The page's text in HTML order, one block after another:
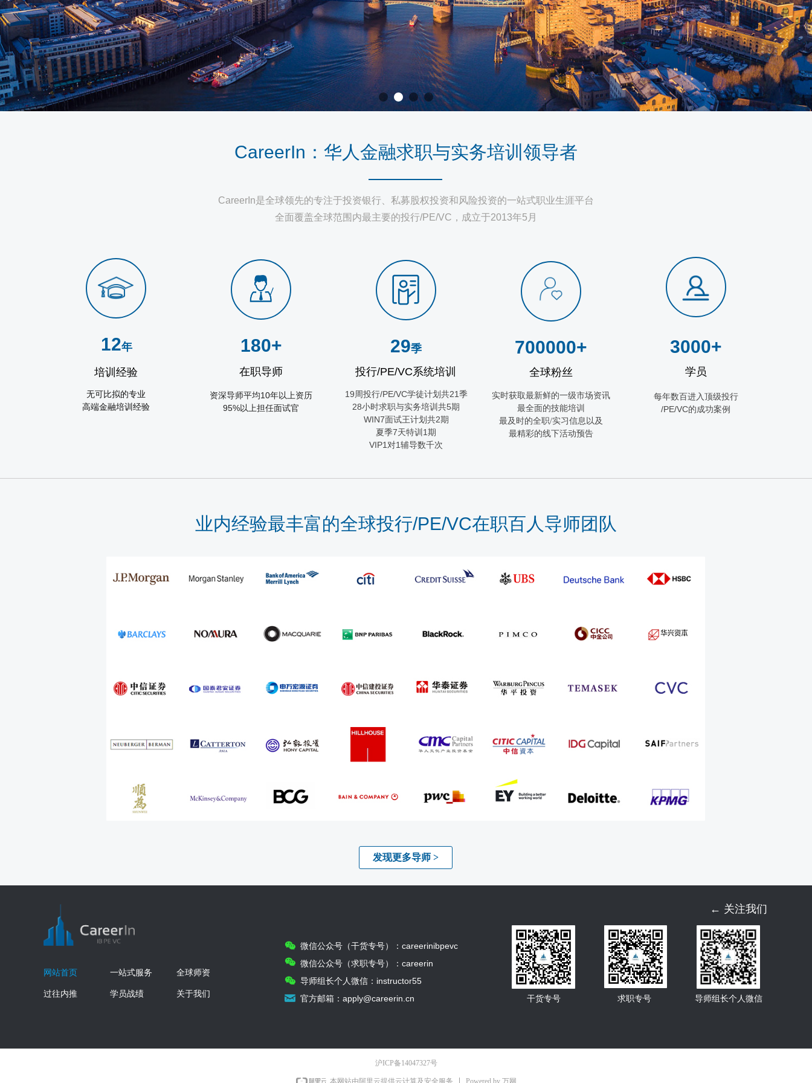
CareerIn ：华人金融求职与实务培训领导者
CareerIn是全球领先的专注于投资银行、私募股权投资和风险投资的一站式职业生涯平台
全面覆盖全球范围内最主要的投行/PE/VC ，成立于2013年5 月
无可比拟的专业
高端金融培训经验
12年
培训经验
资深导师平均10年以上资历
95%以上担任面试官
180+
在职导师
29季
19周投行/PE/VC学徒计划共21 季
28小时求职与实务培训共5期
WIN7面试王计划共2期
夏季7天特训 1 期
VIP1 对1 辅导数千次
投行/PE/VC系统培训
700000+
实时获取最新鲜的一级市场资讯
最全面的技能培训
最及时的全职/实习信息以及
最精彩的线下活动预告
全球粉丝 学员
3000+
每年数百进入顶级投行
/PE/VC的成功案例
业内经验最丰富的全球投行/PE/VC在职百人导师团队
发现更多导师 >
网站首页 一站式服务 全球师资
微信公众号（干货专号）： careerinibpevc
微信公众号（求职专号）： careerin
导师组长个人微信： instructor55
官方邮箱： apply@careerin.cn
← 关注我们
너
너
너
낂
过往内推 学员战绩 关于我们
干货专号 求职专号 导师组长个人微信
沪ICP备14047327号
本网站由阿里云提供云计算及安全服务 Powered by 万网